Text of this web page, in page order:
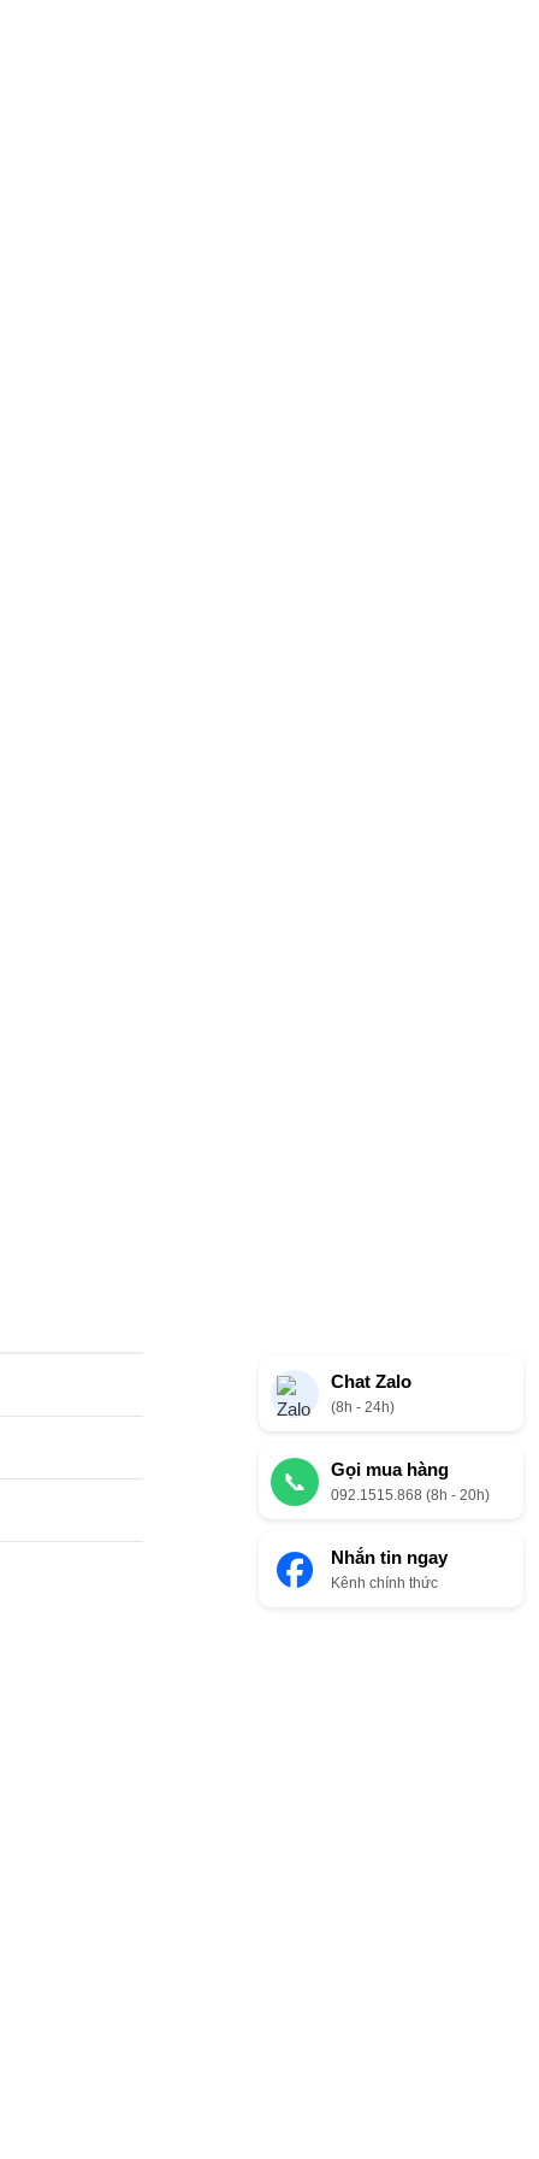
Chat Zalo
(8h - 24h)
📞 Gọi mua hàng
092.1515.868 (8h - 20h)
Nhắn tin ngay
Kênh chính thức